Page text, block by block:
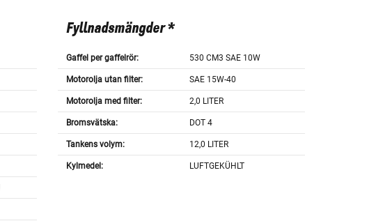
Fyllnadsmängder *
Gaffel per gaffelrör: 530 CM3 SAE 10W
Motorolja utan filter: SAE 15W-40
Motorolja med filter: 2,0 LITER
Bromsvätska: DOT 4
Tankens volym: 12,0 LITER
Kylmedel: LUFTGEKÜHLT